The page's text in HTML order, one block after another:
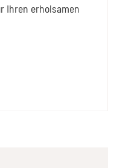
Ihren erholsamen